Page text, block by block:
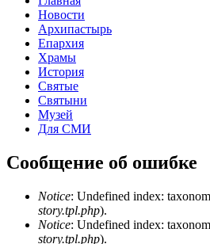
Новости
Архипастырь
Епархия
Храмы
История
Святые
Святыни
Музей
Для СМИ
Сообщение об ошибке
Notice: Undefined index:
story.tpl.php).
Notice: Undefined index:
story.tpl.php).